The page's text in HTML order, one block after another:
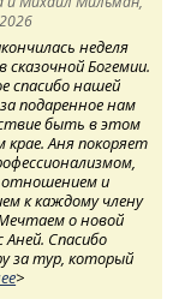
неделя
сказочной Богемии.
спасибо нашей
подаренное нам
быть в этом
крае. Аня покоряет
и
к каждому члену
о новой
Аней. Спасибо
за тур, который
>